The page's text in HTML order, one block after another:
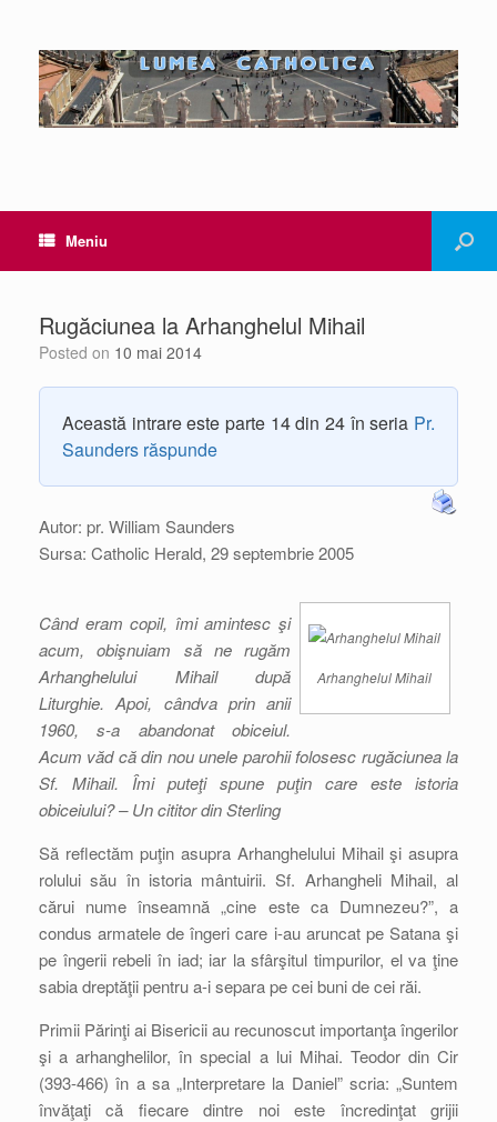
Meniu
Rugăciunea la Arhanghelul Mihail
Posted on 10 mai 2014
Această intrare este parte 14 din 24 în seria Pr.
Saunders răspunde
Autor: pr. William Saunders
Sursa: Catholic Herald, 29 septembrie 2005
Arhanghelul Mihail
Când eram copil, îmi amintesc şi
acum, obişnuiam să ne rugăm
Arhanghelului Mihail după
Liturghie. Apoi, cândva prin anii
1960, s-a abandonat obiceiul.
Acum văd că din nou unele parohii folosesc rugăciunea la
Sf. Mihail. Îmi puteţi spune puţin care este istoria
obiceiului? – Un cititor din Sterling
Să reflectăm puţin asupra Arhanghelului Mihail şi asupra
rolului său în istoria mântuirii. Sf. Arhangheli Mihail, al
cărui nume înseamnă „cine este ca Dumnezeu?”, a
condus armatele de îngeri care i-au aruncat pe Satana şi
pe îngerii rebeli în iad; iar la sfârşitul timpurilor, el va ţine
sabia dreptăţii pentru a-i separa pe cei buni de cei răi.
Primii Părinţi ai Bisericii au recunoscut importanţa îngerilor
şi a arhanghelilor, în special a lui Mihai. Teodor din Cir
(393-466) în a sa „Interpretare la Daniel” scria: „Suntem
învăţaţi că fiecare dintre noi este încredinţat grijii